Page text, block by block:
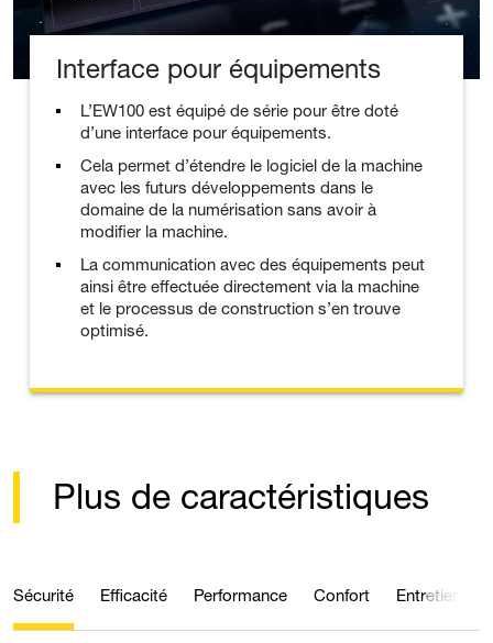
Interface pour équipements
L’EW100 est équipé de série pour être doté
d’une interface pour équipements.
Cela permet d’étendre le logiciel de la machine
avec les futurs développements dans le
domaine de la numérisation sans avoir à
modifier la machine.
La communication avec des équipements peut
ainsi être effectuée directement via la machine
et le processus de construction s’en trouve
optimisé.
Plus de caractéristiques
Sécurité Efficacité Performance Confort Entretien